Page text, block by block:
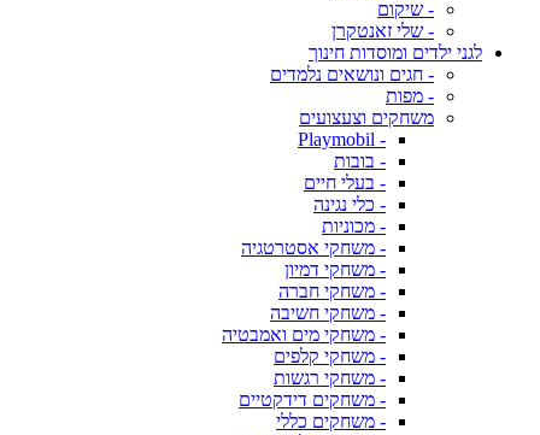
- שיקום
- שלי זאנטקרן
לגני ילדים ומוסדות חינוך
- חגים ונושאים נלמדים
- מפות
משחקים וצעצועים
- Playmobil
- בובות
- בעלי חיים
- כלי נגינה
- מכוניות
- משחקי אסטרטגיה
- משחקי דמיון
- משחקי חברה
- משחקי חשיבה
- משחקי מים ואמבטיה
- משחקי קלפים
- משחקי רגשות
- משחקים דידקטיים
- משחקים כללי